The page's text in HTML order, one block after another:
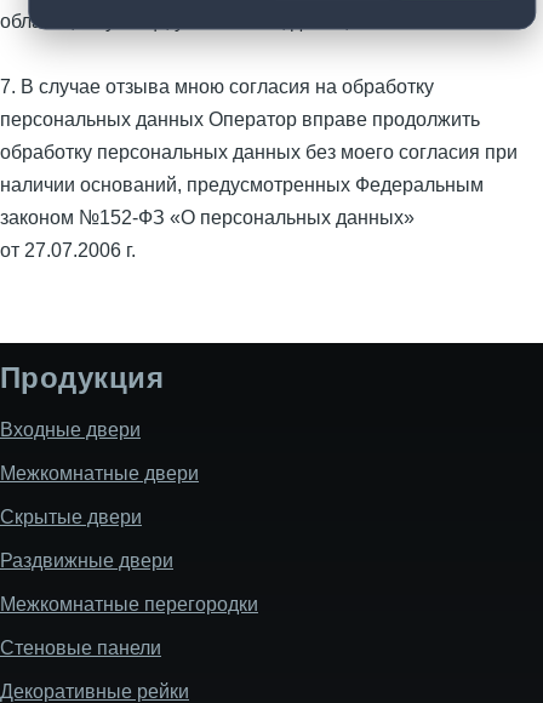
область, г. Кузнецк, ул. Рабочая, д. 170, кв. 51.
7. В случае отзыва мною согласия на обработку
персональных данных Оператор вправе продолжить
обработку персональных данных без моего согласия при
наличии оснований, предусмотренных Федеральным
законом №152-ФЗ «О персональных данных»
от 27.07.2006 г.
Продукция
Входные двери
Межкомнатные двери
Скрытые двери
Раздвижные двери
Межкомнатные перегородки
Стеновые панели
Декоративные рейки